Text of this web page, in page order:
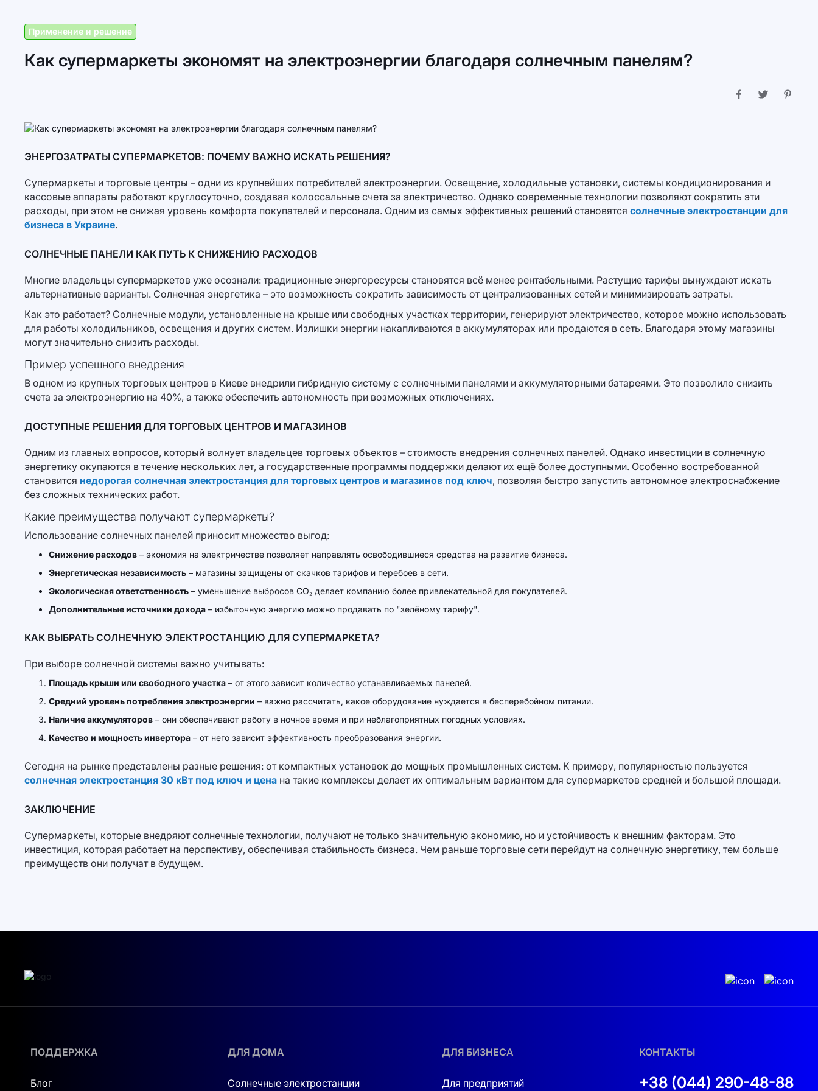
Применение и решение
Как супермаркеты экономят на электроэнергии благодаря солнечным панелям?
ЭНЕРГОЗАТРАТЫ СУПЕРМАРКЕТОВ: ПОЧЕМУ ВАЖНО ИСКАТЬ РЕШЕНИЯ?
Супермаркеты и торговые центры – одни из крупнейших потребителей электроэнергии. Освещение, холодильные установки, системы кондиционирования и
кассовые аппараты работают круглосуточно, создавая колоссальные счета за электричество. Однако современные технологии позволяют сократить эти
расходы, при этом не снижая уровень комфорта покупателей и персонала. Одним из самых эффективных решений становятся солнечные электростанции для
бизнеса в Украине.
СОЛНЕЧНЫЕ ПАНЕЛИ КАК ПУТЬ К СНИЖЕНИЮ РАСХОДОВ
Многие владельцы супермаркетов уже осознали: традиционные энергоресурсы становятся всё менее рентабельными. Растущие тарифы вынуждают искать
альтернативные варианты. Солнечная энергетика – это возможность сократить зависимость от централизованных сетей и минимизировать затраты.
Как это работает? Солнечные модули, установленные на крыше или свободных участках территории, генерируют электричество, которое можно использовать
для работы холодильников, освещения и других систем. Излишки энергии накапливаются в аккумуляторах или продаются в сеть. Благодаря этому магазины
могут значительно снизить расходы.
Пример успешного внедрения
В одном из крупных торговых центров в Киеве внедрили гибридную систему с солнечными панелями и аккумуляторными батареями. Это позволило снизить
счета за электроэнергию на 40%, а также обеспечить автономность при возможных отключениях.
ДОСТУПНЫЕ РЕШЕНИЯ ДЛЯ ТОРГОВЫХ ЦЕНТРОВ И МАГАЗИНОВ
Одним из главных вопросов, который волнует владельцев торговых объектов – стоимость внедрения солнечных панелей. Однако инвестиции в солнечную
энергетику окупаются в течение нескольких лет, а государственные программы поддержки делают их ещё более доступными. Особенно востребованной
становится недорогая солнечная электростанция для торговых центров и магазинов под ключ, позволяя быстро запустить автономное электроснабжение
без сложных технических работ.
Какие преимущества получают супермаркеты?
Использование солнечных панелей приносит множество выгод:
Снижение расходов – экономия на электричестве позволяет направлять освободившиеся средства на развитие бизнеса.
Энергетическая независимость – магазины защищены от скачков тарифов и перебоев в сети.
Экологическая ответственность – уменьшение выбросов CO₂ делает компанию более привлекательной для покупателей.
Дополнительные источники дохода – избыточную энергию можно продавать по "зелёному тарифу".
КАК ВЫБРАТЬ СОЛНЕЧНУЮ ЭЛЕКТРОСТАНЦИЮ ДЛЯ СУПЕРМАРКЕТА?
При выборе солнечной системы важно учитывать:
Площадь крыши или свободного участка – от этого зависит количество устанавливаемых панелей.
Средний уровень потребления электроэнергии – важно рассчитать, какое оборудование нуждается в бесперебойном питании.
Наличие аккумуляторов – они обеспечивают работу в ночное время и при неблагоприятных погодных условиях.
Качество и мощность инвертора – от него зависит эффективность преобразования энергии.
Сегодня на рынке представлены разные решения: от компактных установок до мощных промышленных систем. К примеру, популярностью пользуется
солнечная электростанция 30 кВт под ключ и цена на такие комплексы делает их оптимальным вариантом для супермаркетов средней и большой площади.
ЗАКЛЮЧЕНИЕ
Супермаркеты, которые внедряют солнечные технологии, получают не только значительную экономию, но и устойчивость к внешним факторам. Это
инвестиция, которая работает на перспективу, обеспечивая стабильность бизнеса. Чем раньше торговые сети перейдут на солнечную энергетику, тем больше
преимуществ они получат в будущем.
ПОДДЕРЖКА
Блог
ДЛЯ ДОМА
Солнечные электростанции
ДЛЯ БИЗНЕСА
Для предприятий
КОНТАКТЫ
+38 (044) 290-48-88